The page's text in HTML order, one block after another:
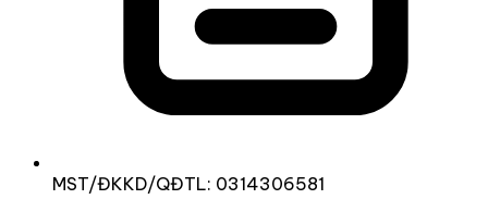
MST/ĐKKD/QĐTL: 0314306581